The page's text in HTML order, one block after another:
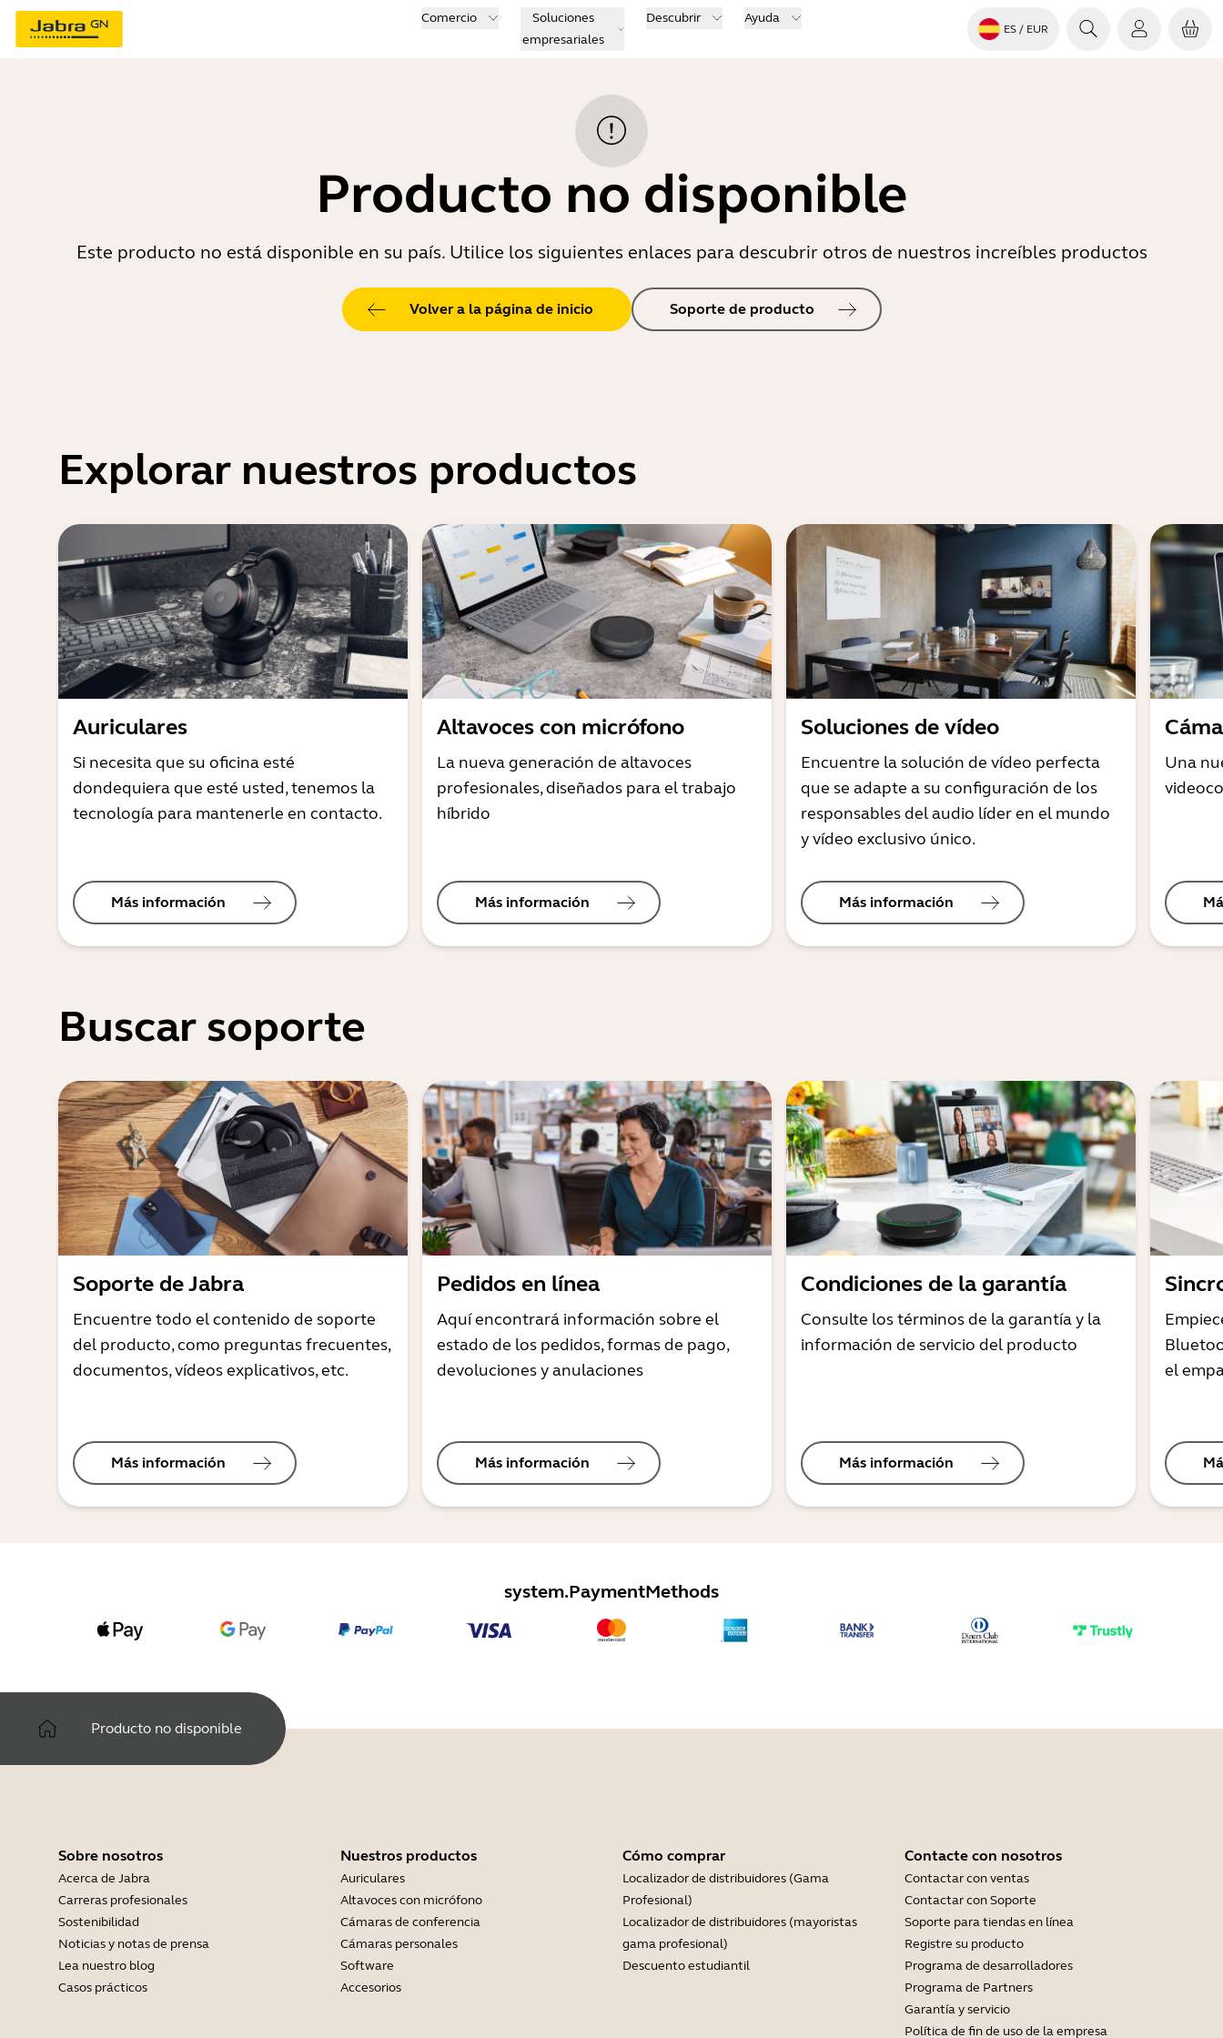
Comercio
Soluciones
empresariales
Descubrir Ayuda
ES / EUR
Producto no disponible
Este producto no está disponible en su país. Utilice los siguientes enlaces para descubrir otros de nuestros increíbles productos
Volver a la página de inicio Soporte de producto
Explorar nuestros productos
Auriculares
Si necesita que su oficina esté
dondequiera que esté usted, tenemos la
tecnología para mantenerle en contacto.
Más información
Altavoces con micrófono
La nueva generación de altavoces
profesionales, diseñados para el trabajo
híbrido
Más información
Soluciones de vídeo
Encuentre la solución de vídeo perfecta
que se adapte a su configuración de los
responsables del audio líder en el mundo
y vídeo exclusivo único.
Más información
Una
Buscar soporte
Soporte de Jabra
Encuentre todo el contenido de soporte
del producto, como preguntas frecuentes,
documentos, vídeos explicativos, etc.
Más información
Pedidos en línea
Aquí encontrará información sobre el
estado de los pedidos, formas de pago,
devoluciones y anulaciones
Más información
Condiciones de la garantía
Consulte los términos de la garantía y la
información de servicio del producto
Más información
el
system.PaymentMethods
Producto no disponible
Sobre nosotros
Acerca de Jabra
Carreras profesionales
Sostenibilidad
Noticias y notas de prensa
Lea nuestro blog
Casos prácticos
Nuestros productos
Auriculares
Altavoces con micrófono
Cámaras de conferencia
Cámaras personales
Software
Accesorios
Cómo comprar
Localizador de distribuidores (Gama
Profesional)
Localizador de distribuidores (mayoristas
gama profesional)
Descuento estudiantil
Contacte con nosotros
Contactar con ventas
Contactar con Soporte
Soporte para tiendas en línea
Registre su producto
Programa de desarrolladores
Programa de Partners
Garantía y servicio
Política de fin de uso de la empresa